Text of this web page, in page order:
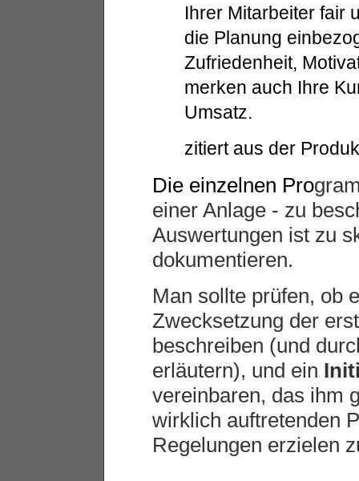
Ihrer Mitarbeiter fair
die Planung
Zufriedenheit,
merken auch Ihre
Umsatz.
zitiert aus der
Die einzelnen Pro
einer Anlage - zu
Auswertungen ist zu
dokumentieren.
Man sollte prüfen, ob
Zwecksetzung der
beschreiben (und
erläutern), und ein
vereinbaren, das ihm
wirklich auftretenden
Regelungen erzielen